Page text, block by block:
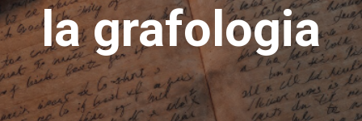
la grafologia